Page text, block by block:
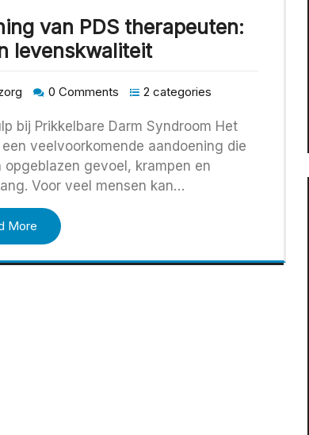
van PDS therapeuten:
levenskwaliteit
0 Comments 2 categories
bij Prikkelbare Darm Syndroom Het
veelvoorkomende aandoening die
gevoel, krampen en
Voor veel mensen kan…
More